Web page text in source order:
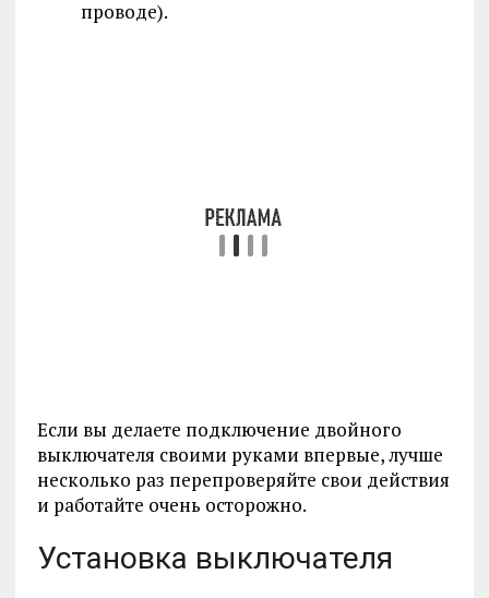
проводе).
Если вы делаете подключение двойного
выключателя своими руками впервые, лучше
несколько раз перепроверяйте свои действия
и работайте очень осторожно.
Установка выключателя